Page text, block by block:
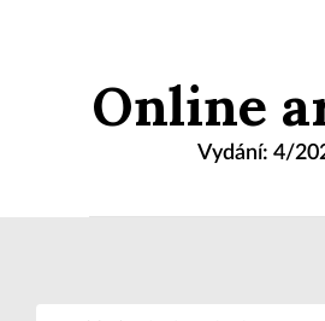
ČasopisyOnline
Vydání: 4/